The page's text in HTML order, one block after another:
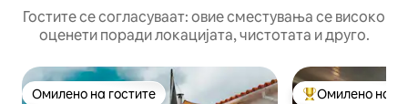
Гостите се согласуваат: овие сместувања се високо
оценети поради локацијата, чистотата и друго.
Омилено на гостите Омилено на